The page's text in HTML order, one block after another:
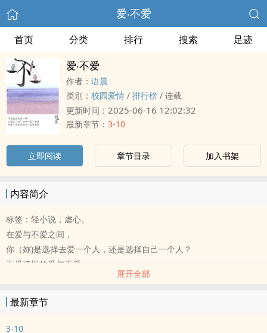
爱‧不爱
首页 分类 排行 搜索 足迹
爱‧不爱
作者： 语晨
类别： 校园爱情 / 排行榜 / 连载
更新时间： 2025-06-16 12:02:32
最新章节： 3-10
立即阅读 章节目录 加入书架
内容简介
标签：轻小说，虐心。
在爱与不爱之间，
你（妳)是选择去爱一个人，还是选择自己一个人？
而爱情里的爱与不爱，
总有一边会比另外一边还要重。
当你（妳）找到爱的平衡点，
展开全部
最新章节
3-10